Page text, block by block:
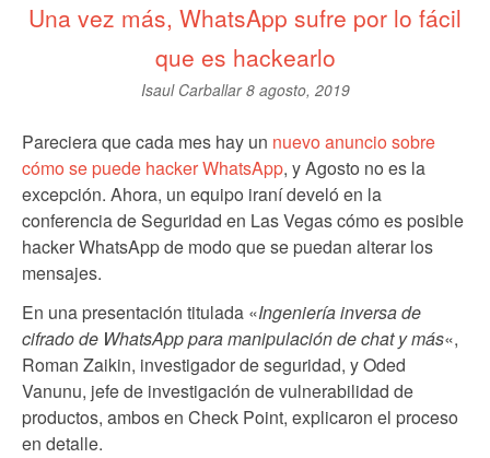
Una vez más, WhatsApp sufre por lo fácil
que es hackearlo
Isaul Carballar8 agosto, 2019
Pareciera que cada mes hay un nuevo anuncio sobre
cómo se puede hacker WhatsApp, y Agosto no es la
excepción. Ahora, un equipo iraní develó en la
conferencia de Seguridad en Las Vegas cómo es posible
hacker WhatsApp de modo que se puedan alterar los
mensajes.
En una presentación titulada «Ingeniería inversa de
cifrado de WhatsApp para manipulación de chat y más«,
Roman Zaikin, investigador de seguridad, y Oded
Vanunu, jefe de investigación de vulnerabilidad de
productos, ambos en Check Point, explicaron el proceso
en detalle.